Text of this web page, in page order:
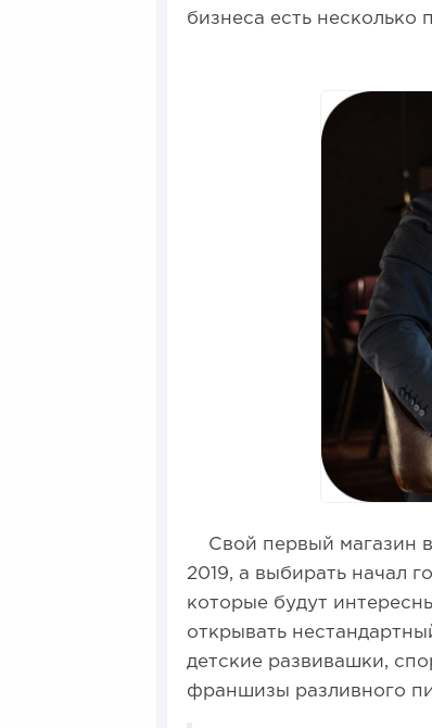
бизнеса есть
Свой первый магазин в
2019, а выбирать начал
которые будут
открывать
детские развивашки,
франшизы разливного